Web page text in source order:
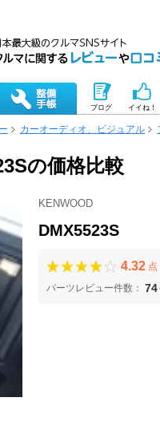
ブログ イイね！
カーオーディオ、ビジュアル
の価格比較
KENWOOD
DMX5523S
4.32 点
パーツレビュー件数： 74